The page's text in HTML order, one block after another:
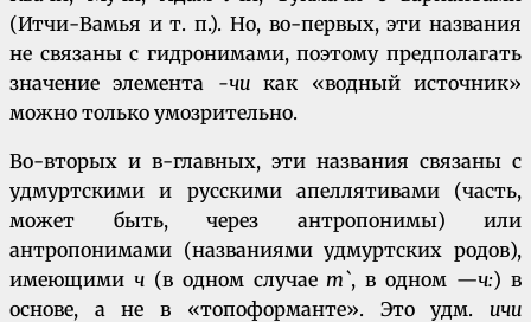
(Итчи-Вамья и т. п.). Но, во-первых, эти названия
не связаны с гидронимами, поэтому предполагать
значение элемента -чикак «водный источник»
можно только умозрительно.
Во-вторых и в-главных, эти названия связаны с
удмуртскими и русскими апеллятивами (часть,
может быть, через антропонимы) или
антропонимами (названиями удмуртских родов),
имеющими ч (в одном случает`, в одном —ч:) в
основе, а не в «топоформанте». Это удм. ичи